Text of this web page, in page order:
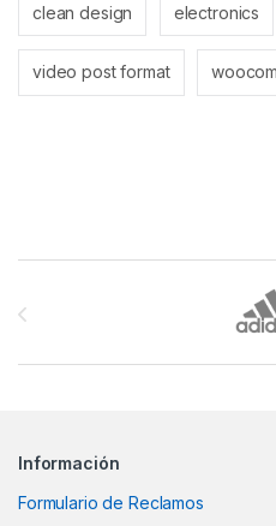
clean design electronics
video post format
Información
Formulario de Reclamos